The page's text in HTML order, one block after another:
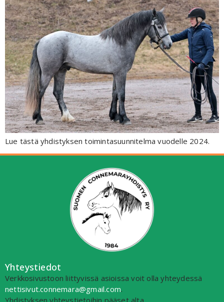
Lue tästä yhdistyksen toimintasuunnitelma vuodelle 2024.
Yhteystiedot
Verkkosivustoon liittyvissä asioissa voit olla yhteydessä
nettisivut.connemara@gmail.com.